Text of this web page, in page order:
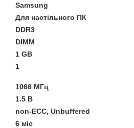
Samsung
Для настільного ПК
DDR3
DIMM
1 GB
1
1066 МГц
1.5 В
non-ECC, Unbuffered
6 міс